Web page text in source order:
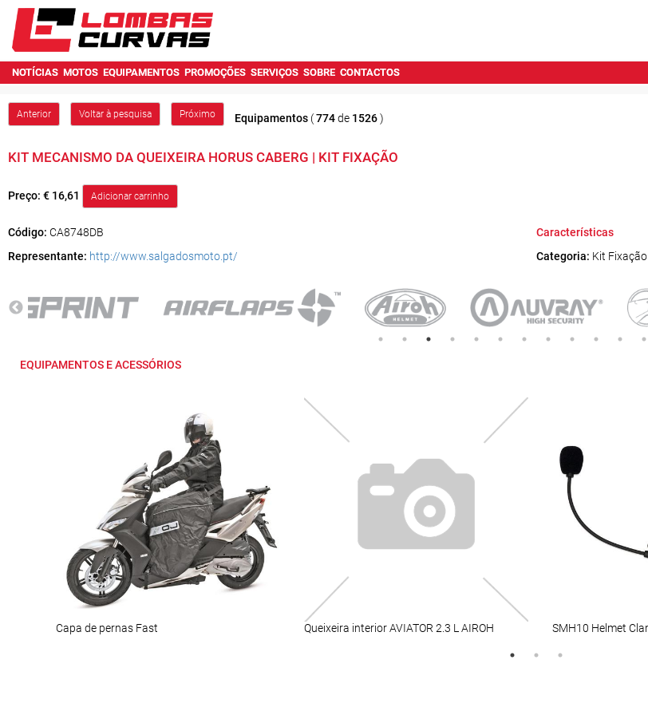
NOTÍCIAS MOTOS EQUIPAMENTOS PROMOÇÕES SERVIÇOS SOBRE CONTACTOS
Anterior Voltar à pesquisa Próximo Equipamentos (774de 1526)
KIT MECANISMO DA QUEIXEIRA HORUS CABERG | KIT FIXAÇÃO
Preço: € 16,61
Código: CA8748DB
Representante: http://www.salgadosmoto.pt/
Características
Categoria: Kit Fixação
EQUIPAMENTOS E ACESSÓRIOS
Capa de pernas Fast Queixeira interior AVIATOR 2.3 L AIROH SMH10 Helmet